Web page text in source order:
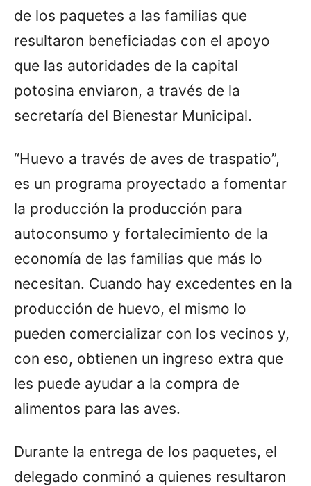
de los paquetes a las familias que
resultaron beneficiadas con el apoyo
que las autoridades de la capital
potosina enviaron, a través de la
secretaría del Bienestar Municipal.
“Huevo a través de aves de traspatio”,
es un programa proyectado a fomentar
la producción la producción para
autoconsumo y fortalecimiento de la
economía de las familias que más lo
necesitan. Cuando hay excedentes en la
producción de huevo, el mismo lo
pueden comercializar con los vecinos y,
con eso, obtienen un ingreso extra que
les puede ayudar a la compra de
alimentos para las aves.
Durante la entrega de los paquetes, el
delegado conminó a quienes resultaron